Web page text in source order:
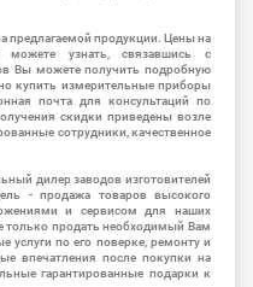
предлагаемой продукции. Цены на
узнать, связавшись с
Вы можете получить подробную
купить измерительные приборы
почта для консультаций по
скидки приведены возле
сотрудники, качественное
дилер заводов изготовителей
- продажа товаров высокого
и сервисом для наших
только продать необходимый Вам
услуги по его поверке, ремонту и
впечатления после покупки на
гарантированные подарки к